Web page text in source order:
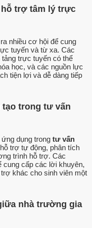
hỗ trợ tâm lý trực
nhiều cơ hội để cung
tuyến và từ xa. Các
trực tuyến có thể
học, và các nguồn lực
tiện lợi và dễ dàng tiếp
tạo trong tư vấn
dụng trong tư vấn
trợ tự động, phân tích
trình hỗ trợ. Các
cung cấp các lời khuyên,
khác cho sinh viên một
nhà trường gia